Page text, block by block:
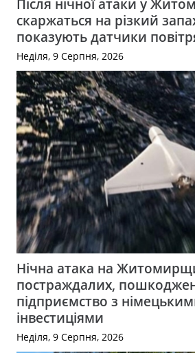
Після нічної атаки у
скаржаться на різкий
показують датчики
Неділя, 9 Серпня, 2026
Нічна атака на
постраждалих,
підприємство з
інвестиціями
Неділя, 9 Серпня, 2026